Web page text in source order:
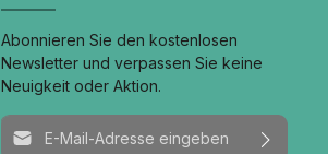
Abonnieren Sie den kostenlosen
Newsletter und verpassen Sie keine
Neuigkeit oder Aktion.
E-Mail-Adresse*